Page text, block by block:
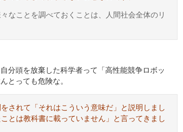
なことを調べておくことは、人間社会全体のリ
分頭を放棄した科学者って「高性能競争ロボッ
とっても危険な。
されて「それはこういう意味だ」と説明しまし
とは教科書に載っていません」と言ってきまし